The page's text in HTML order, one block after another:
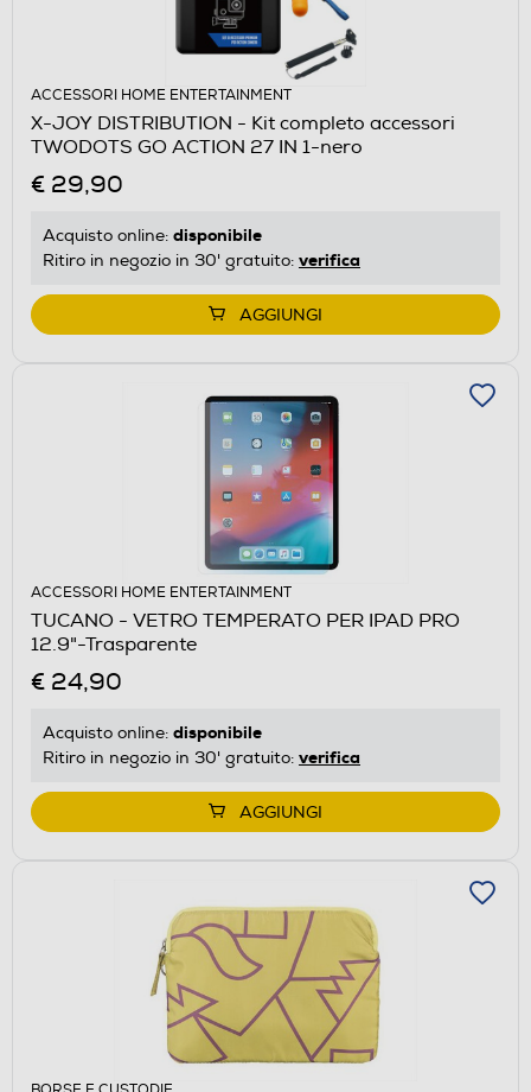
ACCESSORI HOME ENTERTAINMENT
X-JOY DISTRIBUTION - Kit completo accessori
TWODOTS GO ACTION 27 IN 1-nero
€ 29,90
Acquisto online: disponibile
Ritiro in negozio in 30' gratuito: verifica
AGGIUNGI
ACCESSORI HOME ENTERTAINMENT
TUCANO - VETRO TEMPERATO PER IPAD PRO
12.9"-Trasparente
€ 24,90
Acquisto online: disponibile
Ritiro in negozio in 30' gratuito: verifica
AGGIUNGI